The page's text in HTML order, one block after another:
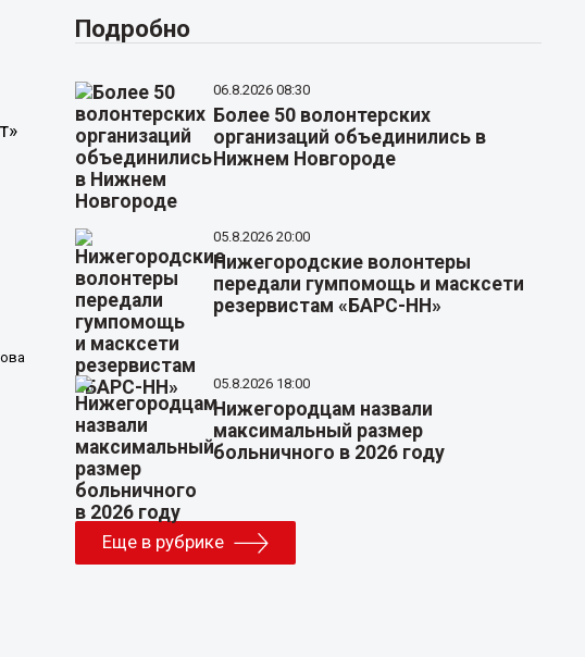
Подробно
06.8.2026 08:30
Более 50 волонтерских
организаций объединились в
Нижнем Новгороде
05.8.2026 20:00
Нижегородские волонтеры
передали гумпомощь и масксети
резервистам «БАРС-НН»
05.8.2026 18:00
Нижегородцам назвали
максимальный размер
больничного в 2026 году
Еще в рубрике